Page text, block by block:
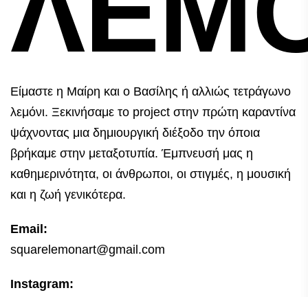
Είμαστε η Μαίρη και ο Βασίλης ή αλλιώς τετράγωνο
λεμόνι. Ξεκινήσαμε το project στην πρώτη καραντίνα
ψάχνοντας μια δημιουργική διέξοδο την όποια
βρήκαμε στην μεταξοτυπία. Έμπνευσή μας η
καθημερινότητα, οι άνθρωποι, οι στιγμές, η μουσική
και η ζωή γενικότερα.
Email:
squarelemonart@gmail.com
Instagram: